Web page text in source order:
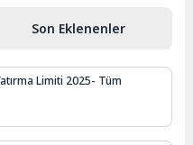
Son Eklenenler
Limiti 2025- Tüm